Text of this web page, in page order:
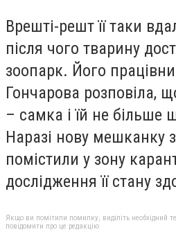
Врешті-решт її таки
після чого тварину
зоопарк. Його
Гончарова розповіла,
– самка і їй не більше
Наразі нову мешканку
помістили у зону
дослідження її стану
Якщо ви помітили помилку, виділіть необхідний
повідомити про це редакцію